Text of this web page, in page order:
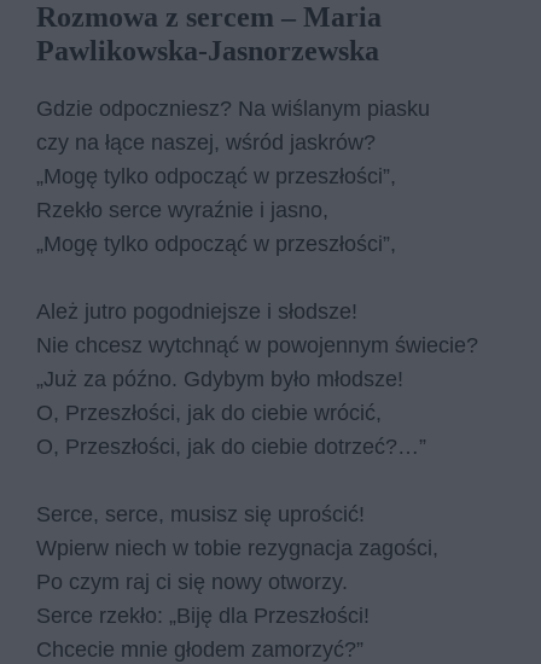
Rozmowa z sercem – Maria
Pawlikowska-Jasnorzewska
Gdzie od­pocz­niesz? Na wi­śla­nym pia­sku
czy na łące na­szej, wśród ja­skrów?
„Mogę tyl­ko od­po­cząć w prze­szło­ści”,
Rze­kło ser­ce wy­raź­nie i ja­sno,
„Mogę tyl­ko od­po­cząć w prze­szło­ści”,
Ależ ju­tro po­god­niej­sze i słod­sze!
Nie chcesz wy­tchnąć w po­wo­jen­nym świe­cie?
„Już za póź­no. Gdy­bym było młod­sze!
O, Prze­szło­ści, jak do cie­bie wró­cić,
O, Prze­szło­ści, jak do cie­bie do­trzeć?…”
Ser­ce, ser­ce, mu­sisz się upro­ścić!
Wpierw niech w to­bie re­zy­gna­cja za­go­ści,
Po czym raj ci się nowy otwo­rzy.
Ser­ce rze­kło: „Biję dla Prze­szło­ści!
Chce­cie mnie gło­dem za­mo­rzyć?”